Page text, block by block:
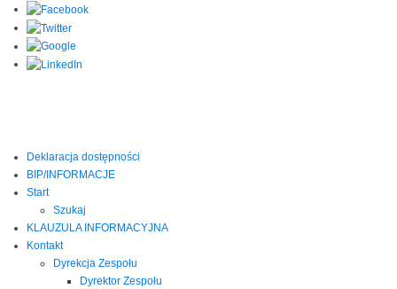
Deklaracja dostępności
BIP/INFORMACJE
Start
Szukaj
KLAUZULA INFORMACYJNA
Kontakt
Dyrekcja Zespołu
Dyrektor Zespołu